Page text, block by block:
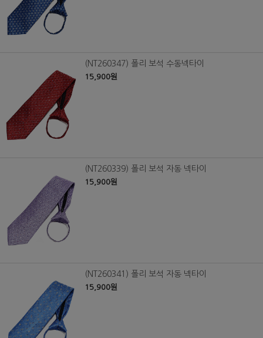
(NT260347) 폴리 보석 수동넥타이
15,900원
(NT260339) 폴리 보석 자동 넥타이
15,900원
(NT260341) 폴리 보석 자동 넥타이
15,900원